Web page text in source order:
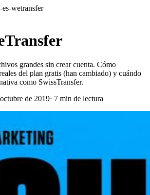
es-wetransfer
grandes sin crear cuenta. Cómo
del plan gratis (han cambiado) y cuándo
como SwissTransfer.
de 2019· 7 min de lectura